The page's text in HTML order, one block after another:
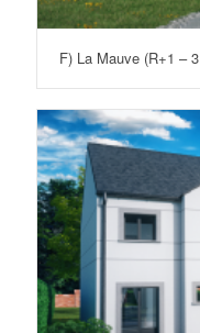
F) La Mauve (R+1 –